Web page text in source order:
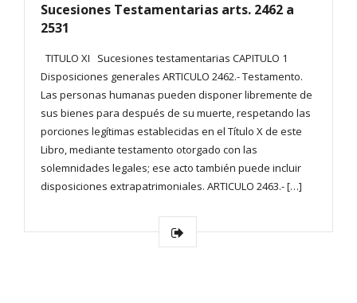
Sucesiones Testamentarias arts. 2462 a
2531
TITULO XI Sucesiones testamentarias CAPITULO 1
Disposiciones generales ARTICULO 2462.- Testamento.
Las personas humanas pueden disponer libremente de
sus bienes para después de su muerte, respetando las
porciones legítimas establecidas en el Título X de este
Libro, mediante testamento otorgado con las
solemnidades legales; ese acto también puede incluir
disposiciones extrapatrimoniales. ARTICULO 2463.- […]